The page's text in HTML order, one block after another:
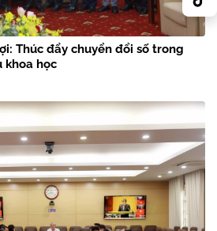
Thúc đẩy chuyển đổi số trong
khoa học